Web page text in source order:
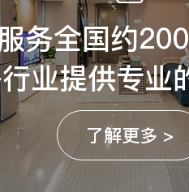
务全国约
业提供专业
了解更多 >